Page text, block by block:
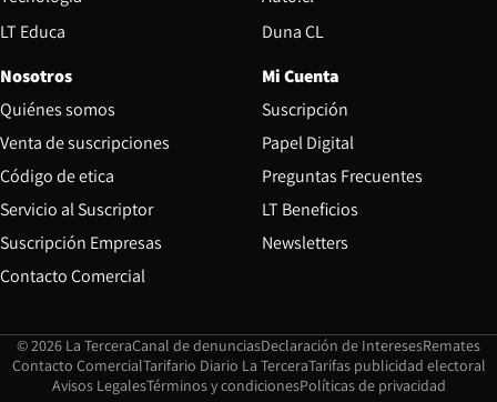
LT Educa
Duna CLOpens in new window
Nosotros
Quiénes somos
Venta de suscripciones
Código de etica Opens in new window
Servicio al Suscriptor
Suscripción Empresas
Contacto ComercialOpens in new window
Mi Cuenta
Suscripción
Papel DigitalOpens in new
Preguntas Frecuentes
LT Beneficios
Newsletters
© 2026 La TerceraCanal de denunciasOpens in new window
Declaración de InteresesOpens in
Remates
Contacto ComercialOpens in new window
Tarifario Diario La TerceraOpens in new window
Tarifas publicidad electoral
Avisos LegalesOpens in new window
Términos y condicionesPolíticas de privacidad